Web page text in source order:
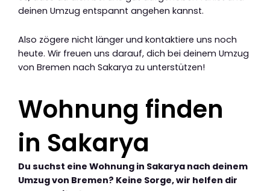
deinen Umzug entspannt angehen kannst.
Also zögere nicht länger und kontaktiere uns noch
heute. Wir freuen uns darauf, dich bei deinem Umzug
von Bremen nach Sakarya zu unterstützen!
Wohnung finden
in Sakarya
Du suchst eine Wohnung in Sakarya nach deinem
Umzug von Bremen? Keine Sorge, wir helfen dir